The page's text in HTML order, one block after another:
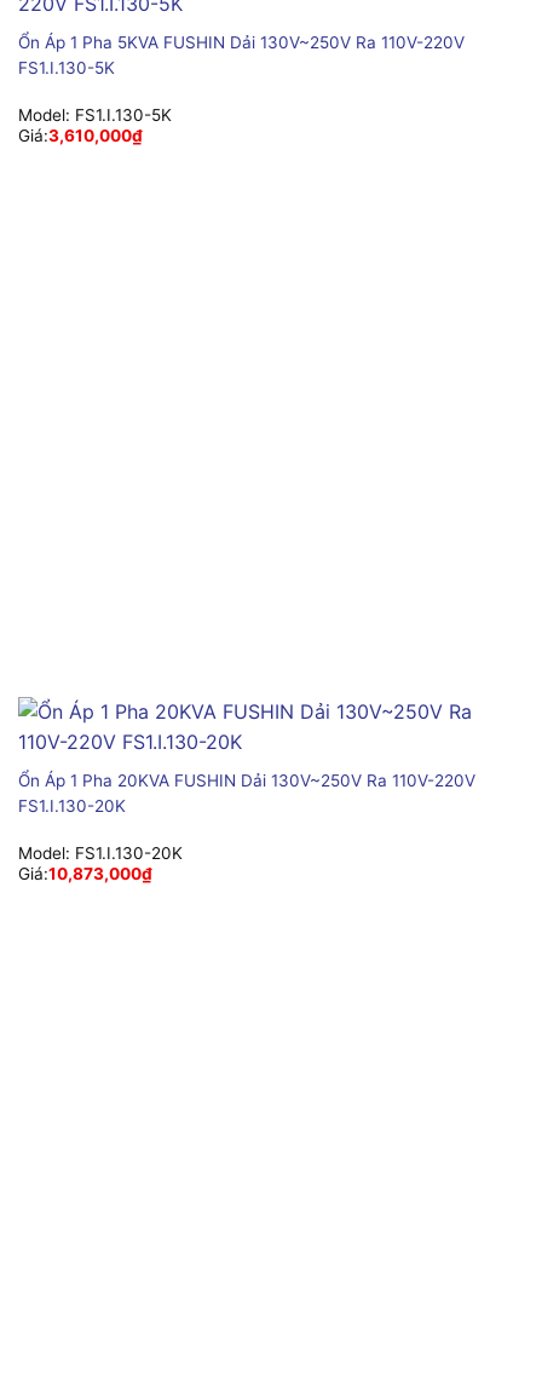
Ổn Áp 1 Pha 5KVA FUSHIN Dải 130V~250V Ra 110V-220V
FS1.I.130-5K
Model: FS1.I.130-5K
Giá:3,610,000₫
Ổn Áp 1 Pha 20KVA FUSHIN Dải 130V~250V Ra 110V-220V
FS1.I.130-20K
Model: FS1.I.130-20K
Giá:10,873,000₫